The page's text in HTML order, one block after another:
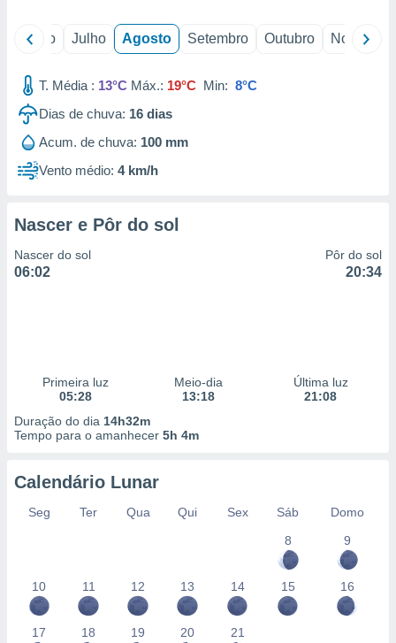
Junho Julho Agosto Setembro Outubro Novembro
T. Média : 13°C Máx.: 19°C Min: 8°C
Dias de chuva: 16 dias
Acum. de chuva: 100 mm
Vento médio: 4 km/h
Nascer e Pôr do sol
Nascer do sol
06:02
Pôr do sol
20:34
Primeira luz
05:28
Meio-dia
13:18
Última luz
21:08
Duração do dia 14h32m
Tempo para o amanhecer 5h 4m
Calendário Lunar
Seg Ter Qua Qui Sex Sáb
Domo
8
9
10 11 12 13 14 15 16
17 18 19 20 21